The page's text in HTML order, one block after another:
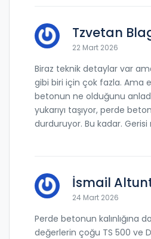
Tzvetan
22 Mart 2026
Biraz teknik detaylar var
gibi biri için çok fazla. Ama
betonun ne olduğunu
yukarıyı taşıyor, perde
durduruyor. Bu kadar.
İsmail
24 Mart 2026
Perde betonun kalınlığına
değerlerin çoğu TS 500 ve